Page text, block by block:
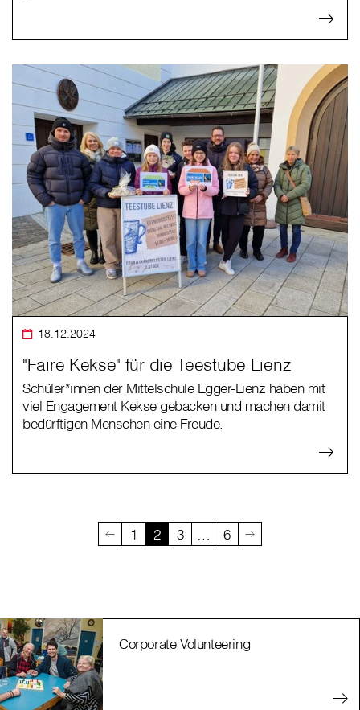
18.12.2024
"Faire Kekse" für die Teestube Lienz
Schüler*innen der Mittelschule Egger-Lienz haben mit
viel Engagement Kekse gebacken und machen damit
bedürftigen Menschen eine Freude.
1 2 3 … 6
Corporate Volunteering